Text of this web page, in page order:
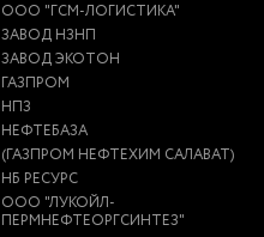
ООО "ГСМ-ЛОГИСТИКА"
ЗАВОД НЗНП
ЗАВОД ЭКОТОН
ГАЗПРОМ
НПЗ
НЕФТЕБАЗА
(ГАЗПРОМ НЕФТЕХИМ САЛАВАТ)
НБ РЕСУРС
ООО "ЛУКОЙЛ-
ПЕРМНЕФТЕОРГСИНТЕЗ"